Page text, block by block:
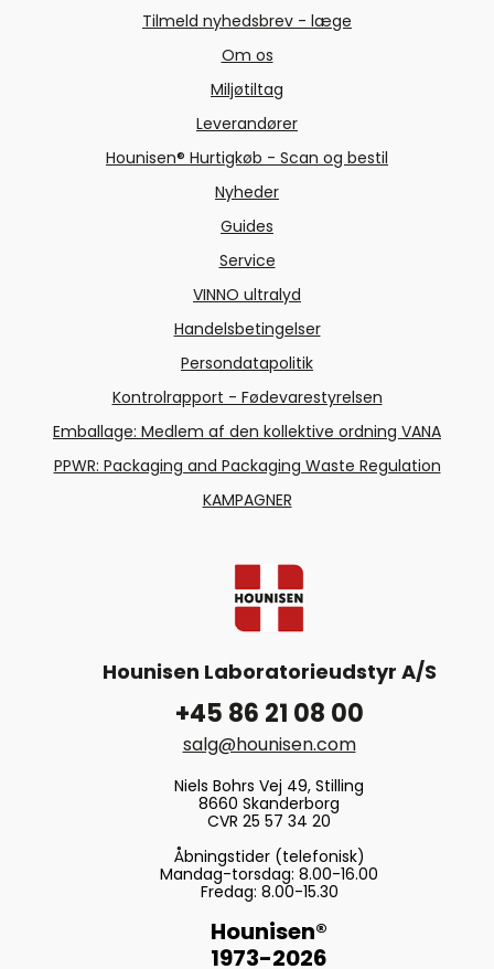
Tilmeld nyhedsbrev - læge
Om os
Miljøtiltag
Leverandører
Hounisen® Hurtigkøb - Scan og bestil
Nyheder
Guides
Service
VINNO ultralyd
Handelsbetingelser
Persondatapolitik
Kontrolrapport - Fødevarestyrelsen
Emballage: Medlem af den kollektive ordning VANA
PPWR: Packaging and Packaging Waste Regulation
KAMPAGNER
Hounisen Laboratorieudstyr A/S
+45 86 21 08 00
salg@hounisen.com
Niels Bohrs Vej 49, Stilling
8660 Skanderborg
CVR 25 57 34 20
Åbningstider (telefonisk)
Mandag-torsdag: 8.00-16.00
Fredag: 8.00-15.30
Hounisen®
1973-2026